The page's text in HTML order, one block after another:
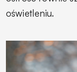
oświetleniu.